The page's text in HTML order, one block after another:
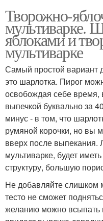
Творожно-
мультиварке.
яблоками и
мультиварке
Самый простой вариант
это шарлотка. Пирог
освобождая себе время,
выпечкой буквально за
минус - в том, что
румяной корочки, но вы
вверх после выпекания.
мультиварке, будет
структуру, большую
Не добавляйте слишком
тесто не сможет
желанию можно всыпать